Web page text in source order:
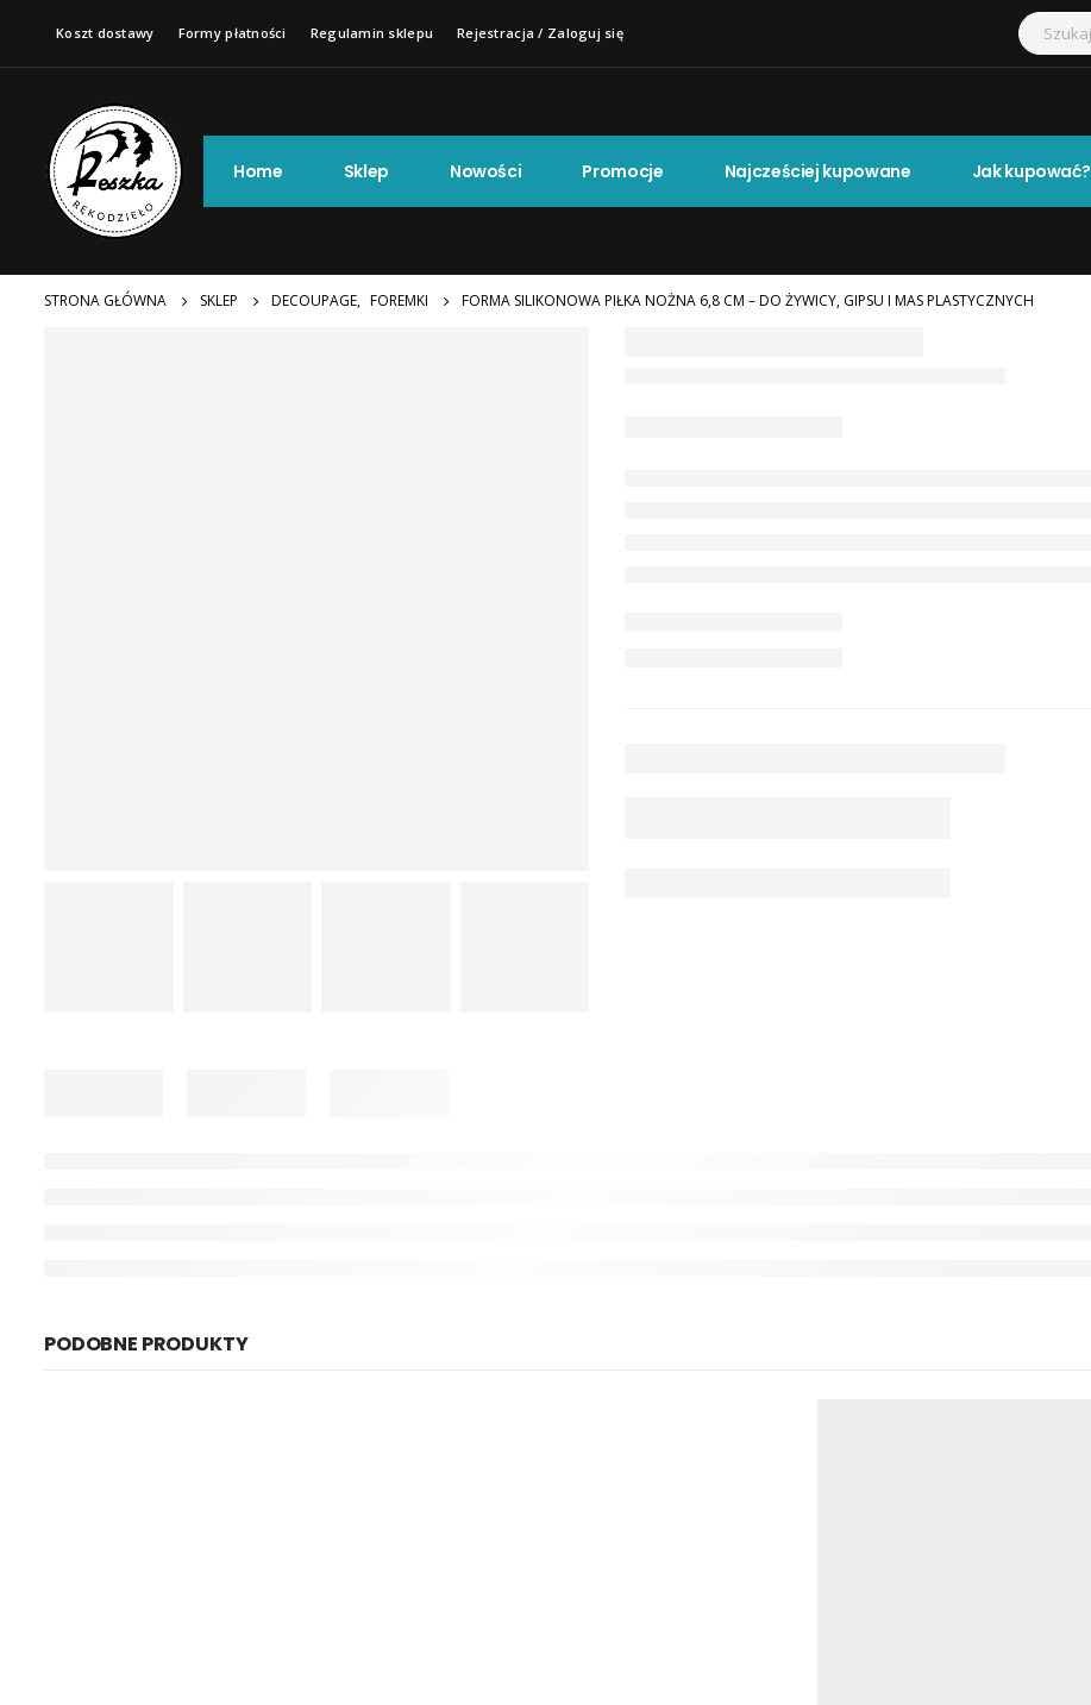
Koszt dostawy Formy płatności Regulamin sklepu Rejestracja / Zaloguj się
Home Sklep Nowości Promocje Najcześciej kupowane Jak kupować?
STRONA GŁÓWNA SKLEP DECOUPAGE, FOREMKI FORMA SILIKONOWA PIŁKA NOŻNA 6,8 CM – DO ŻYWICY, GIPSU I MAS PLASTYCZNYCH
PODOBNE PRODUKTY